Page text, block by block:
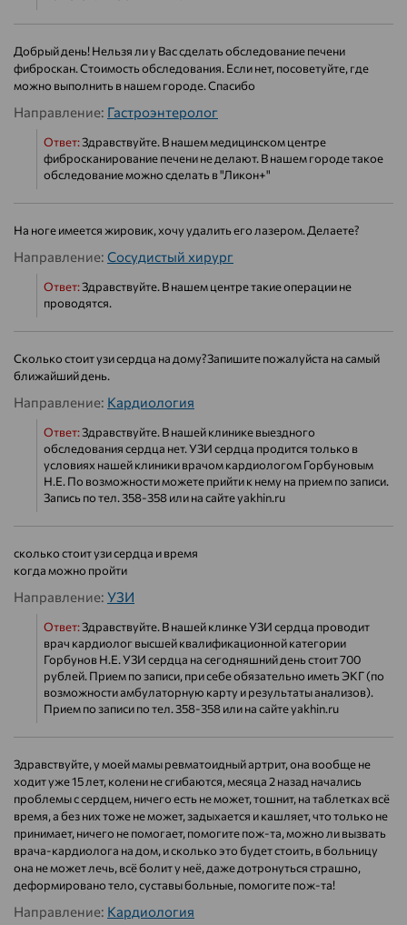
Добрый день! Нельзя ли у Вас сделать обследование печени
фиброскан. Стоимость обследования. Если нет, посоветуйте, где
можно выполнить в нашем городе. Спасибо
Направление: Гастроэнтеролог
Ответ:Здравствуйте. В нашем медицинском центре
фибросканирование печени не делают. В нашем городе такое
обследование можно сделать в "Ликон+"
На ноге имеется жировик, хочу удалить его лазером. Делаете?
Направление: Сосудистый хирург
Ответ:Здравствуйте. В нашем центре такие операции не
проводятся.
Сколько стоит узи сердца на дому?Запишите пожалуйста на самый
ближайший день.
Направление: Кардиология
Ответ:Здравствуйте. В нашей клинике выездного
обследования сердца нет. УЗИ сердца продится только в
условиях нашей клиники врачом кардиологом Горбуновым
Н.Е. По возможности можете прийти к нему на прием по записи.
Запись по тел. 358-358 или на сайте yakhin.ru
сколько стоит узи сердца и время
когда можно пройти
Направление: УЗИ
Ответ:Здравствуйте. В нашей клинке УЗИ сердца проводит
врач кардиолог высшей квалификационной категории
Горбунов Н.Е. УЗИ сердца на сегодняшний день стоит 700
рублей. Прием по записи, при себе обязательно иметь ЭКГ (по
возможности амбулаторную карту и результаты анализов).
Прием по записи по тел. 358-358 или на сайте yakhin.ru
Здравствуйте, у моей мамы ревматоидный артрит, она вообще не
ходит уже 15 лет, колени не сгибаются, месяца 2 назад начались
проблемы с сердцем, ничего есть не может, тошнит, на таблетках всё
время, а без них тоже не может, задыхается и кашляет, что только не
принимает, ничего не помогает, помогите пож-та, можно ли вызвать
врача-кардиолога на дом, и сколько это будет стоить, в больницу
она не может лечь, всё болит у неё, даже дотронуться страшно,
деформировано тело, суставы больные, помогите пож-та!
Направление: Кардиология